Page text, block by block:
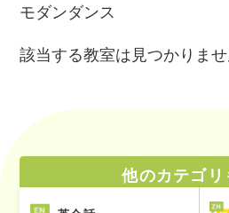
モダンダンス
該当する教室は見つかりませ
他のカテゴリ